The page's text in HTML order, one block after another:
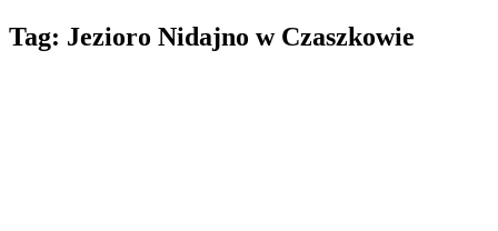
Tag: Jezioro Nidajno w Czaszkowie